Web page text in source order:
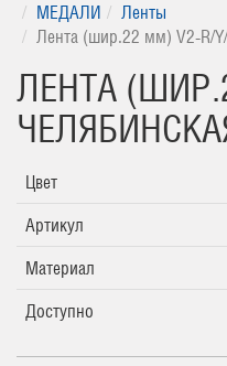
МЕДАЛИ
Ленты
Лента (шир.22 мм) V2-R/
ЛЕНТА
Цвет
Артикул
Материал
Доступно